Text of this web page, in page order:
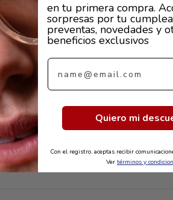
en tu primera compra.
sorpresas por tu
preventas, novedades y
beneficios exclusivos
Email
Quiero mi
Con el registro. aceptas recibir
Ver términos y